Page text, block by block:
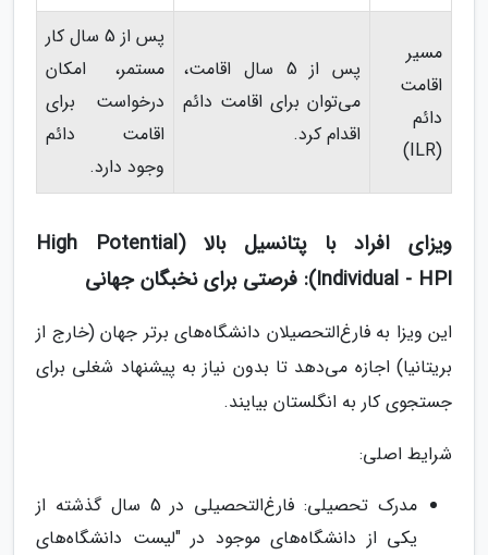
مسیر
اقامت
دائم
(ILR)
پس از 5 سال اقامت،
می‌توان برای اقامت دائم
اقدام کرد.
پس از 5 سال کار
مستمر، امکان
درخواست برای
اقامت دائم
وجود دارد.
ویزای افراد با پتانسیل بالا (High Potential
Individual - HPI): فرصتی برای نخبگان جهانی
این ویزا به فارغ‌التحصیلان دانشگاه‌های برتر جهان (خارج از
بریتانیا) اجازه می‌دهد تا بدون نیاز به پیشنهاد شغلی برای
جستجوی کار به انگلستان بیایند.
شرایط اصلی:
مدرک تحصیلی: فارغ‌التحصیلی در 5 سال گذشته از
یکی از دانشگاه‌های موجود در "لیست دانشگاه‌های